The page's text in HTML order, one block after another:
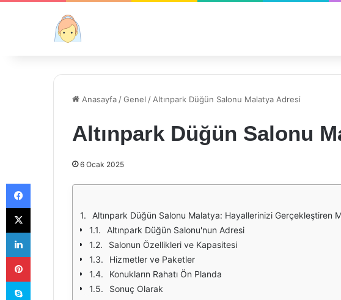
Anasayfa /Genel / Altınpark Düğün Salonu Malatya Adresi
Altınpark Düğün Salonu
6 Ocak 2025
Altınpark Düğün Salonu Malatya: Hayallerinizi Gerçekleştiren
Altınpark Düğün Salonu'nun Adresi
Salonun Özellikleri ve Kapasitesi
Hizmetler ve Paketler
Konukların Rahatı Ön Planda
Sonuç Olarak
Facebook
X
LinkedIn
Pinterest
Skype